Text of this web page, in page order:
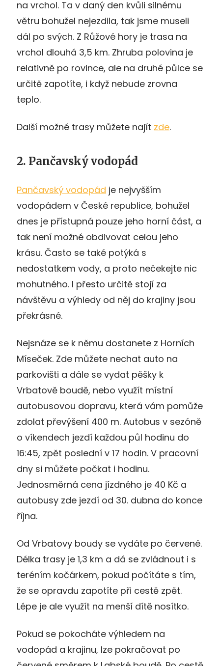
na vrchol. Ta v daný den kvůli silnému
větru bohužel nejezdila, tak jsme museli
dál po svých. Z Růžové hory je trasa na
vrchol dlouhá 3,5 km. Zhruba polovina je
relativně po rovince, ale na druhé půlce se
určitě zapotíte, i když nebude zrovna
teplo.
Další možné trasy můžete najít zde.
2. Pančavský vodopád
Pančavský vodopád je nejvyšším
vodopádem v České republice, bohužel
dnes je přístupná pouze jeho horní část, a
tak není možné obdivovat celou jeho
krásu. Často se také potýká s
nedostatkem vody, a proto nečekejte nic
mohutného. I přesto určitě stojí za
návštěvu a výhledy od něj do krajiny jsou
překrásné.
Nejsnáze se k němu dostanete z Horních
Míseček. Zde můžete nechat auto na
parkovišti a dále se vydat pěšky k
Vrbatově boudě, nebo využít místní
autobusovou dopravu, která vám pomůže
zdolat převýšení 400 m. Autobus v sezóně
o víkendech jezdí každou půl hodinu do
16:45, zpět poslední v 17 hodin. V pracovní
dny si můžete počkat i hodinu.
Jednosměrná cena jízdného je 40 Kč a
autobusy zde jezdí od 30. dubna do konce
října.
Od Vrbatovy boudy se vydáte po červené.
Délka trasy je 1,3 km a dá se zvládnout i s
teréním kočárkem, pokud počítáte s tím,
že se opravdu zapotíte při cestě zpět.
Lépe je ale využít na menší dítě nosítko.
Pokud se pokocháte výhledem na
vodopád a krajinu, lze pokračovat po